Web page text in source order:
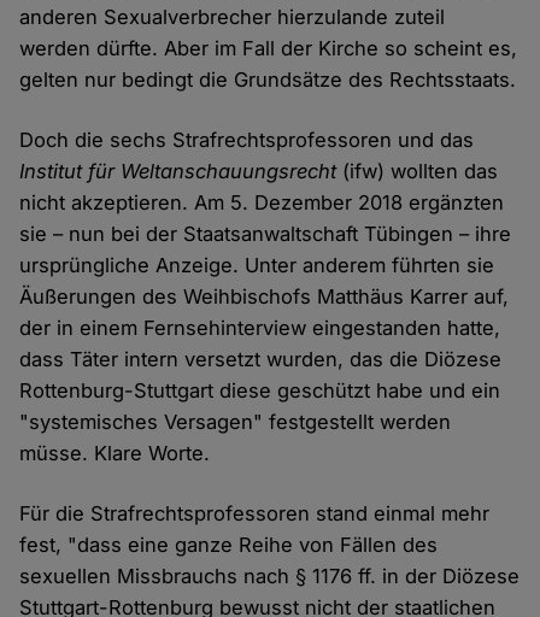
anderen Sexualverbrecher hierzulande zuteil
werden dürfte. Aber im Fall der Kirche so scheint es,
gelten nur bedingt die Grundsätze des Rechtsstaats.
Doch die sechs Strafrechtsprofessoren und das
Institut für Weltanschauungsrecht(ifw) wollten das
nicht akzeptieren. Am 5. Dezember 2018 ergänzten
sie – nun bei der Staatsanwaltschaft Tübingen – ihre
ursprüngliche Anzeige. Unter anderem führten sie
Äußerungen des Weihbischofs Matthäus Karrer auf,
der in einem Fernsehinterview eingestanden hatte,
dass Täter intern versetzt wurden, das die Diözese
Rottenburg-Stuttgart diese geschützt habe und ein
"systemisches Versagen" festgestellt werden
müsse. Klare Worte.
Für die Strafrechtsprofessoren stand einmal mehr
fest, "dass eine ganze Reihe von Fällen des
sexuellen Missbrauchs nach § 1176 ff. in der Diözese
Stuttgart-Rottenburg bewusst nicht der staatlichen